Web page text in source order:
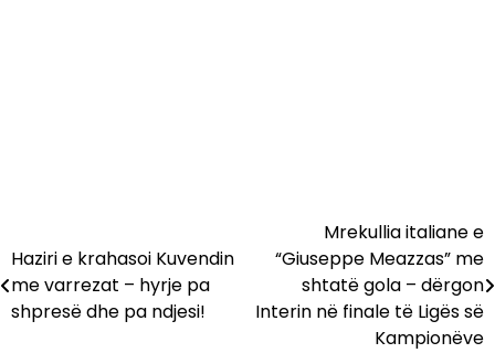
te
postimet
Haziri e krahasoi Kuvendin
me varrezat – hyrje pa
shpresë dhe pa ndjesi!
Mrekullia italiane e
“Giuseppe Meazzas” me
shtatë gola – dërgon
Interin në finale të Ligës së
Kampionëve